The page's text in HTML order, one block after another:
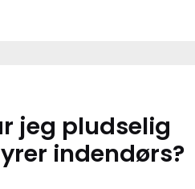
jeg pludselig
indendørs?